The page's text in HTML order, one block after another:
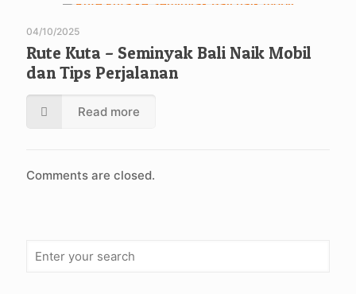
04/10/2025
Rute Kuta – Seminyak Bali Naik Mobil
dan Tips Perjalanan
Read more
Comments are closed.